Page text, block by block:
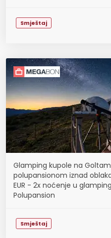
Smještaj
Glamping kupole na
polupansionom iznad
EUR - 2x noćenje u
Polupansion
Smještaj